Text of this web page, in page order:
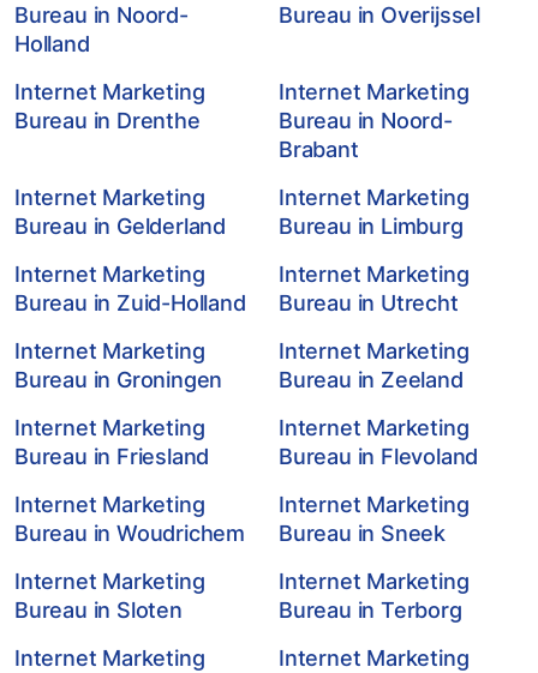
Bureau in Noord-
Holland
Bureau in Overijssel
Internet Marketing
Bureau in Drenthe
Internet Marketing
Bureau in Noord-
Brabant
Internet Marketing
Bureau in Gelderland
Internet Marketing
Bureau in Limburg
Internet Marketing
Bureau in Zuid-Holland
Internet Marketing
Bureau in Utrecht
Internet Marketing
Bureau in Groningen
Internet Marketing
Bureau in Zeeland
Internet Marketing
Bureau in Friesland
Internet Marketing
Bureau in Flevoland
Internet Marketing
Bureau in Woudrichem
Internet Marketing
Bureau in Sneek
Internet Marketing
Bureau in Sloten
Internet Marketing
Bureau in Terborg
Internet Marketing
Internet Marketing